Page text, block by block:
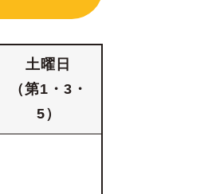
土曜日
（第1・3・
5）